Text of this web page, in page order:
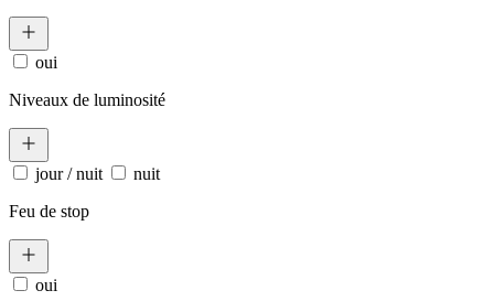
oui
Niveaux de luminosité
jour / nuit
nuit
Feu de stop
oui